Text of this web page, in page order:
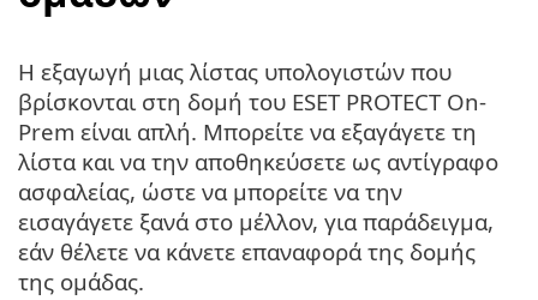
Η εξαγωγή μιας λίστας υπολογιστών που
βρίσκονται στη δομή του ESET PROTECT On-
Prem είναι απλή. Μπορείτε να εξαγάγετε τη
λίστα και να την αποθηκεύσετε ως αντίγραφο
ασφαλείας, ώστε να μπορείτε να την
εισαγάγετε ξανά στο μέλλον, για παράδειγμα,
εάν θέλετε να κάνετε επαναφορά της δομής
της ομάδας.